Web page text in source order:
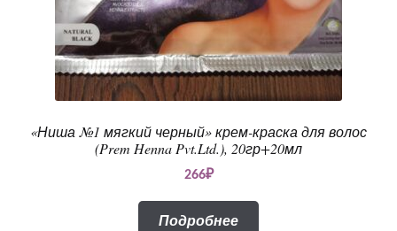
«Ниша №1 мягкий черный» крем-краска для волос
(Prem Henna Pvt.Ltd.), 20гр+20мл
266₽
Подробнее